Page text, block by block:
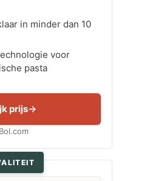
in minder dan 10
voor
pasta
prijs